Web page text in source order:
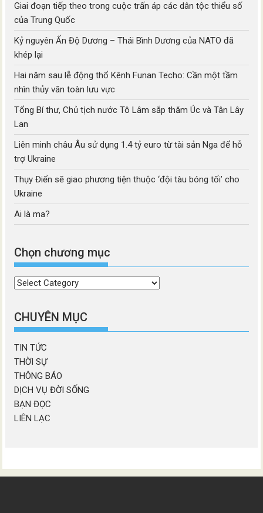
Giai đoạn tiếp theo trong cuộc trấn áp các dân tộc thiểu số
của Trung Quốc
Kỷ nguyên Ấn Độ Dương – Thái Bình Dương của NATO đã
khép lại
Hai năm sau lễ động thổ Kênh Funan Techo: Cần một tầm
nhìn thủy văn toàn lưu vực
Tổng Bí thư, Chủ tịch nước Tô Lâm sắp thăm Úc và Tân Lây
Lan
Liên minh châu Âu sử dụng 1.4 tỷ euro từ tài sản Nga để hỗ
trợ Ukraine
Thụy Điển sẽ giao phương tiện thuộc ‘đội tàu bóng tối’ cho
Ukraine
Ai là ma?
Chọn chương mục
Chọn
mục
CHUYÊN MỤC
TIN TỨC
THỜI SỰ
THÔNG BÁO
DỊCH VỤ ĐỜI SỐNG
BẠN ĐỌC
LIÊN LẠC